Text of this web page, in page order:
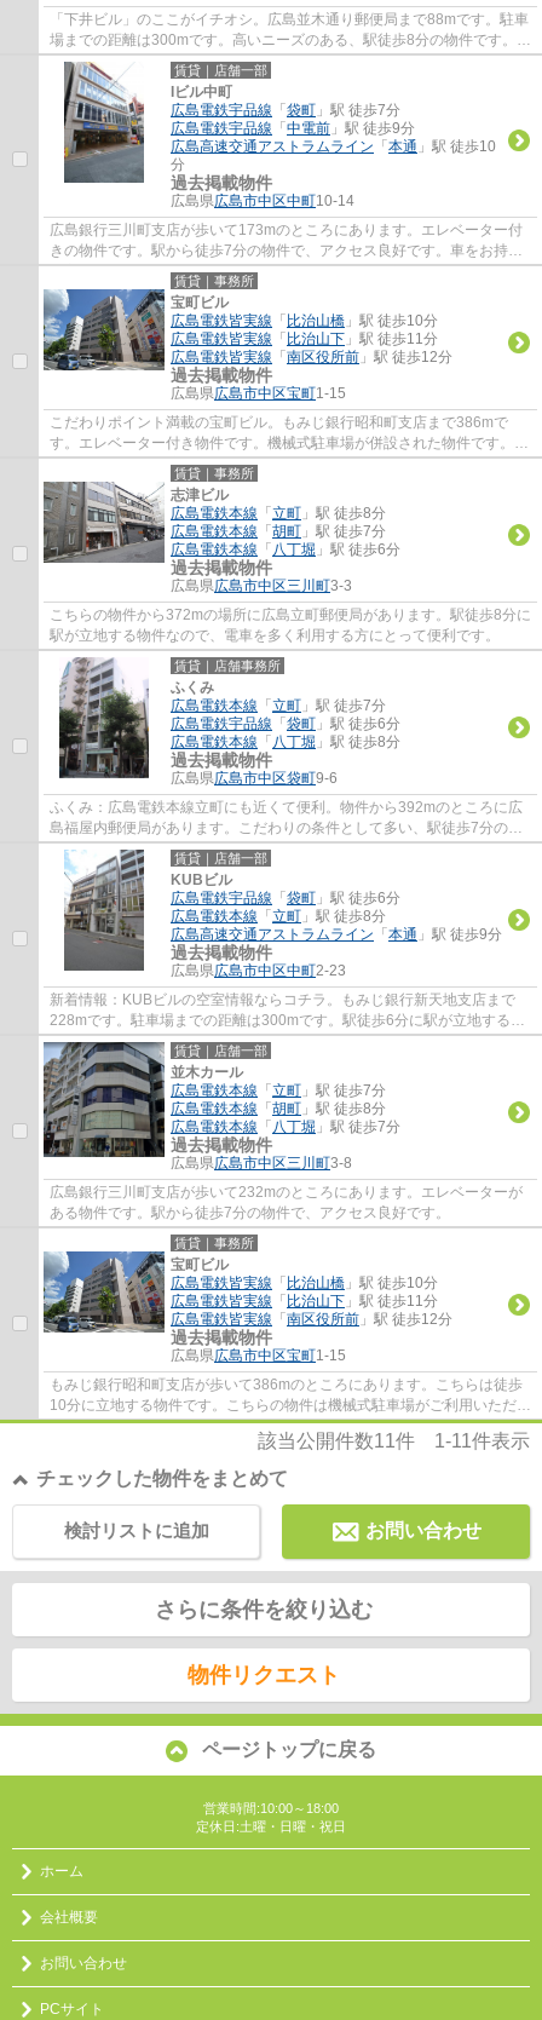
「下井ビル」のここがイチオシ。広島並木通り郵便局まで88mです。駐車
場までの距離は300mです。高いニーズのある、駅徒歩8分の物件です。こ
ちらの物件にはエレベーターが付いています。
賃貸｜店舗一部
Iビル中町
広島電鉄宇品線 「 袋町 」駅 徒歩7分
広島電鉄宇品線 「 中電前 」駅 徒歩9分
広島高速交通アストラムライン 「 本通 」駅 徒歩10
分
過去掲載物件
広島県広島市中区中町10-14
広島銀行三川町支店が歩いて173mのところにあります。エレベーター付
きの物件です。駅から徒歩7分の物件で、アクセス良好です。車をお持ち
の方にもオススメの、機械式駐車場を利用でき...
賃貸｜事務所
宝町ビル
広島電鉄皆実線 「 比治山橋 」駅 徒歩10分
広島電鉄皆実線 「 比治山下 」駅 徒歩11分
広島電鉄皆実線 「 南区役所前 」駅 徒歩12分
過去掲載物件
広島県広島市中区宝町1-15
こだわりポイント満載の宝町ビル。もみじ銀行昭和町支店まで386mで
す。エレベーター付き物件です。機械式駐車場が併設された物件です。こ
ちらは徒歩10分に立地する物件です。
賃貸｜事務所
志津ビル
広島電鉄本線 「 立町 」駅 徒歩8分
広島電鉄本線 「 胡町 」駅 徒歩7分
広島電鉄本線 「 八丁堀 」駅 徒歩6分
過去掲載物件
広島県広島市中区三川町3-3
こちらの物件から372mの場所に広島立町郵便局があります。駅徒歩8分に
駅が立地する物件なので、電車を多く利用する方にとって便利です。
賃貸｜店舗事務所
ふくみ
広島電鉄本線 「 立町 」駅 徒歩7分
広島電鉄宇品線 「 袋町 」駅 徒歩6分
広島電鉄本線 「 八丁堀 」駅 徒歩8分
過去掲載物件
広島県広島市中区袋町9-6
ふくみ：広島電鉄本線立町にも近くて便利。物件から392mのところに広
島福屋内郵便局があります。こだわりの条件として多い、駅徒歩7分の物
件です。
賃貸｜店舗一部
KUBビル
広島電鉄宇品線 「 袋町 」駅 徒歩6分
広島電鉄本線 「 立町 」駅 徒歩8分
広島高速交通アストラムライン 「 本通 」駅 徒歩9分
過去掲載物件
広島県広島市中区中町2-23
新着情報：KUBビルの空室情報ならコチラ。もみじ銀行新天地支店まで
228mです。駐車場までの距離は300mです。駅徒歩6分に駅が立地する物
件なので、電車を多く利用する方にとって便利です。
賃貸｜店舗一部
並木カール
広島電鉄本線 「 立町 」駅 徒歩7分
広島電鉄本線 「 胡町 」駅 徒歩8分
広島電鉄本線 「 八丁堀 」駅 徒歩7分
過去掲載物件
広島県広島市中区三川町3-8
広島銀行三川町支店が歩いて232mのところにあります。エレベーターが
ある物件です。駅から徒歩7分の物件で、アクセス良好です。
賃貸｜事務所
宝町ビル
広島電鉄皆実線 「 比治山橋 」駅 徒歩10分
広島電鉄皆実線 「 比治山下 」駅 徒歩11分
広島電鉄皆実線 「 南区役所前 」駅 徒歩12分
過去掲載物件
広島県広島市中区宝町1-15
もみじ銀行昭和町支店が歩いて386mのところにあります。こちらは徒歩
10分に立地する物件です。こちらの物件は機械式駐車場がご利用いただけ
ます。こちらはエレベーター付き物件です。
該当公開件数11件 1-11件表示
チェックした物件をまとめて
お問い合わせ
検討リストに追加
さらに条件を絞り込む
物件リクエスト
ページトップに戻る
営業時間:10:00～18:00
定休日:土曜・日曜・祝日
ホーム
会社概要
お問い合わせ
PCサイト